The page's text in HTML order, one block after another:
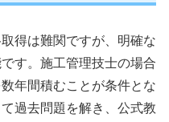
得は難関ですが、明確な
す。施工管理技士の場合
年間積むことが条件とな
過去問題を解き、公式教